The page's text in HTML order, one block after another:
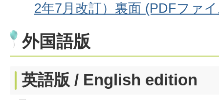
2年7月改訂）裏面 (PDFファ
外国語版
英語版 / English edition